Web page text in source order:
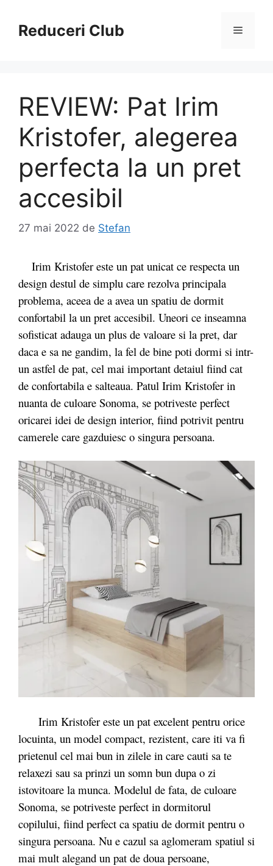
conținutReduceri Club Meniu
REVIEW: Pat Irim
Kristofer, alegerea
perfecta la un pret
accesibil
27 mai 2022 de Stefan
Irim Kristofer este un pat unicat ce respecta un
design destul de simplu care rezolva principala
problema, aceea de a avea un spatiu de dormit
confortabil la un pret accesibil. Uneori ce inseamna
sofisticat adauga un plus de valoare si la pret, dar
daca e sa ne gandim, la fel de bine poti dormi si intr-
un astfel de pat, cel mai important detaiul fiind cat
de confortabila e salteaua. Patul Irim Kristofer in
nuanta de culoare Sonoma, se potriveste perfect
oricarei idei de design interior, fiind potrivit pentru
camerele care gazduiesc o singura persoana.
Irim Kristofer este un pat excelent pentru orice
locuinta, un model compact, rezistent, care iti va fi
prietenul cel mai bun in zilele in care cauti sa te
relaxezi sau sa prinzi un somn bun dupa o zi
istovitoare la munca. Modelul de fata, de culoare
Sonoma, se potriveste perfect in dormitorul
copilului, fiind perfect ca spatiu de dormit pentru o
singura persoana. Nu e cazul sa aglomeram spatiul si
mai mult alegand un pat de doua persoane,